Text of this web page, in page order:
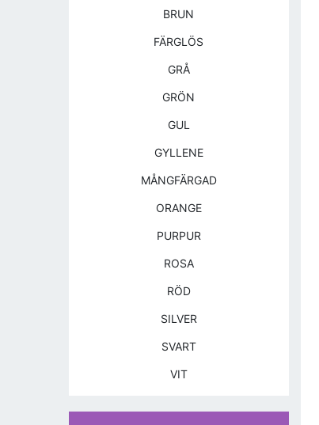
BRUN
FÄRGLÖS
GRÅ
GRÖN
GUL
GYLLENE
MÅNGFÄRGAD
ORANGE
PURPUR
ROSA
RÖD
SILVER
SVART
VIT